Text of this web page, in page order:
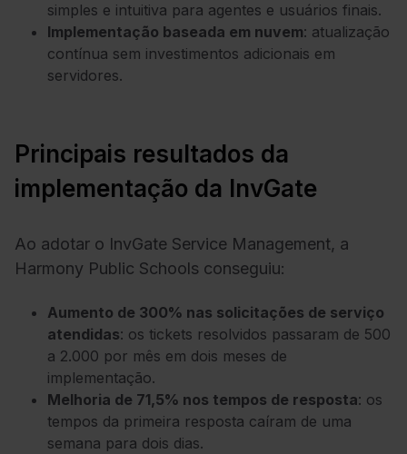
simples e intuitiva para agentes e usuários finais.
Implementação baseada em nuvem: atualização
contínua sem investimentos adicionais em
servidores.
Principais resultados da
implementação da InvGate
Ao adotar o InvGate Service Management, a
Harmony Public Schools conseguiu:
Aumento de 300% nas solicitações de serviço
atendidas: os tickets resolvidos passaram de 500
a 2.000 por mês em dois meses de
implementação.
Melhoria de 71,5% nos tempos de resposta: os
tempos da primeira resposta caíram de uma
semana para dois dias.